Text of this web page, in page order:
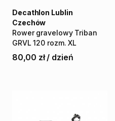
Rower gravelowy Triban
GRVL 120 rozm. XL
Decathlon Lublin
Czechów
80,00 zł / dzień